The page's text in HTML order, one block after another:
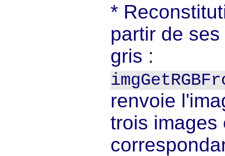
partir de
gris :
renvoie
trois images